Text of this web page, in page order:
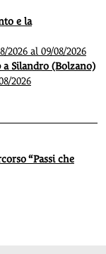
e la
al 09/08/2026
Silandro (Bolzano)
2026
“Passi che